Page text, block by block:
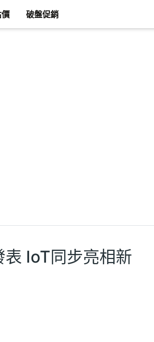
破盤促銷
IoT同步亮相新